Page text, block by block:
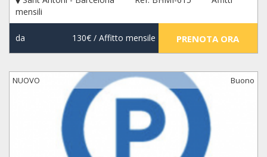
mensili
da 130€/ Affitto mensile PRENOTA ORA
NUOVO Buono